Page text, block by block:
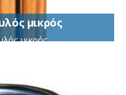
μικρός
μικρός